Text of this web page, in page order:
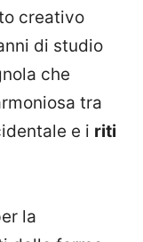
creativo
di studio
che
tra
e i riti
la